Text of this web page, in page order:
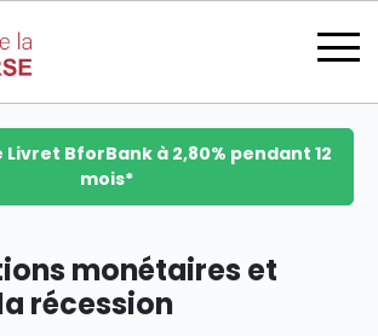
se connecter
Livret BforBank à 2,80% pendant 12
mois*
monétaires et
récession